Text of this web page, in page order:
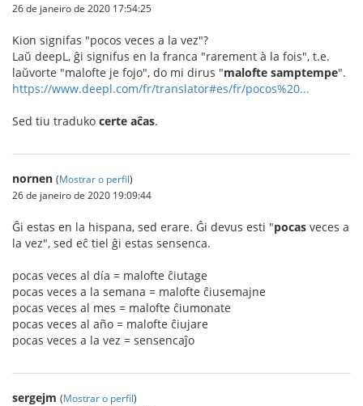
26 de janeiro de 2020 17:54:25
Kion signifas "pocos veces a la vez"?
Laŭ deepL, ĝi signifus en la franca "rarement à la fois", t.e.
laŭvorte "malofte je fojo", do mi dirus "malofte samptempe".
https://www.deepl.com/fr/translator#es/fr/pocos%20...
Sed tiu traduko certe aĉas.
nornen (Mostrar o perfil)
26 de janeiro de 2020 19:09:44
Ĝi estas en la hispana, sed erare. Ĝi devus esti "pocas veces a
la vez", sed eĉ tiel ĝi estas sensenca.
pocas veces al día = malofte ĉiutage
pocas veces a la semana = malofte ĉiusemajne
pocas veces al mes = malofte ĉiumonate
pocas veces al año = malofte ĉiujare
pocas veces a la vez = sensencaĵo
sergejm (Mostrar o perfil)